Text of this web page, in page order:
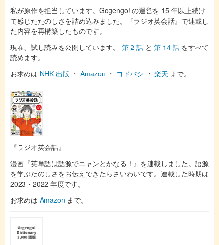
私が原作を担当しています。Gogengo! の運営を 15 年以上続け
て感じたたのしさを詰め込みました。『ラジオ英会話』で連載し
た内容を再構築したものです。
現在、試し読みを公開しています。 第 2 話 と 第 14 話 をすべて
読めます。
お求めは NHK 出版 ・ Amazon ・ ヨドバシ ・ 楽天 まで。
『ラジオ英会話』
漫画『英単語は語源でニャンとかなる！』を連載しました。語源
を学ぶたのしさをお伝えできたらさいわいです。連載した時期は
2023・2022 年度です。
お求めは Amazon まで。